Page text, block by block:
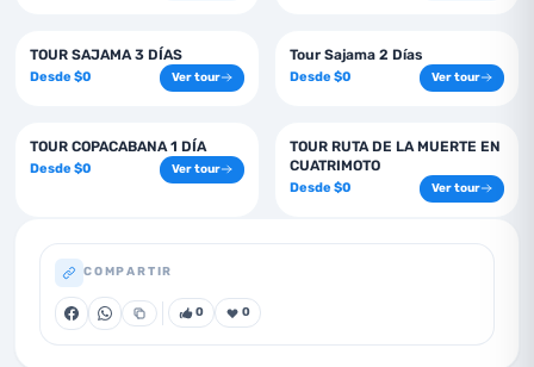
3 días
TOUR SAJAMA 3 DÍAS
Desde $0 Ver tour
2 días
Tour Sajama 2 Días
Desde $0 Ver tour
1 días
TOUR COPACABANA 1 DÍA
Desde $0 Ver tour
1 días
TOUR RUTA DE LA MUERTE EN
CUATRIMOTO
Desde $0 Ver tour
COMPARTIR
0 0